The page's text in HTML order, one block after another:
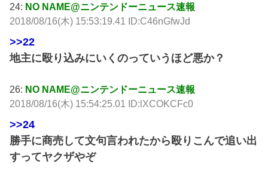
24: NO NAME@ニンテンドーニュース速報
2018/08/16(木) 15:53:19.41 ID:C46nGfwJd
>>22
地主に殴り込みにいくのっていうほど悪か？
26: NO NAME@ニンテンドーニュース速報
2018/08/16(木) 15:54:25.01 ID:lXCOKCFc0
>>24
勝手に商売して文句言われたから殴りこんで追い出
すってヤクザやぞ